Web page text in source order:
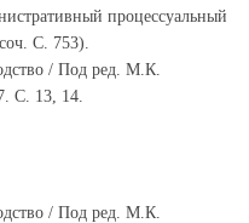
процессуальный
С. 753).
/ Под ред. М.К.
С. 13, 14.
/ Под ред. М.К.